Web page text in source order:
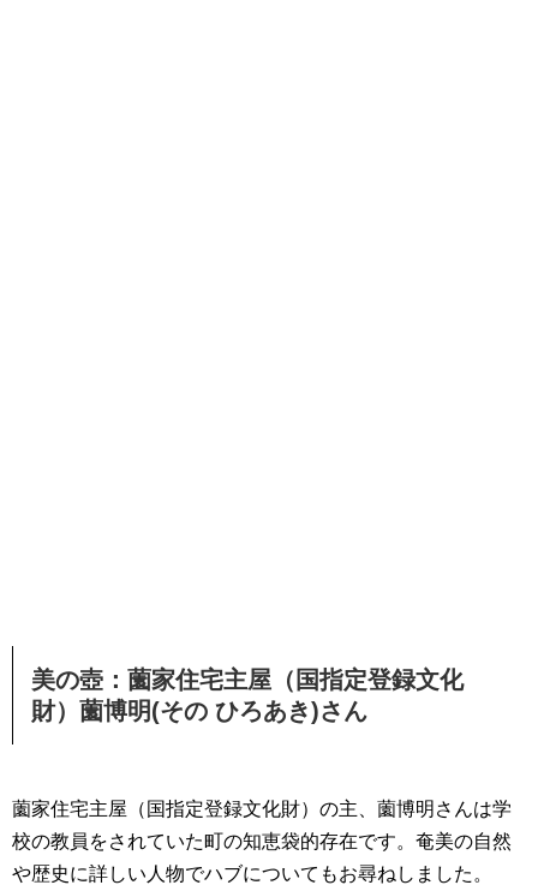
美の壺：薗家住宅主屋（国指定登録文化
財）薗博明(その ひろあき)さん
薗家住宅主屋（国指定登録文化財）の主、薗博明さんは学
校の教員をされていた町の知恵袋的存在です。奄美の自然
や歴史に詳しい人物でハブについてもお尋ねしました。